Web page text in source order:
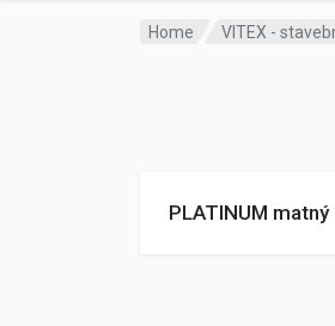
Home VITEX -
PLATINUM